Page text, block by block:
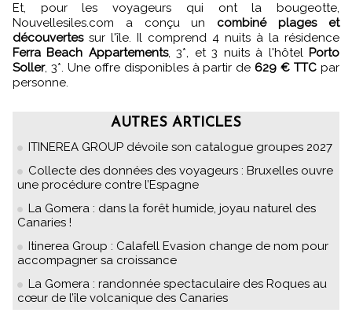
Et, pour les voyageurs qui ont la bougeotte,
Nouvellesiles.com a conçu un combiné plages et
découvertessur l'île. Il comprend 4 nuits à la résidence
Ferra Beach Appartements, 3*, et 3 nuits à l'hôtel Porto
Soller, 3*. Une offre disponibles à partir de 629 € TTC par
personne.
AUTRES ARTICLES
ITINEREA GROUP dévoile son catalogue groupes 2027
Collecte des données des voyageurs : Bruxelles ouvre
une procédure contre l’Espagne
La Gomera : dans la forêt humide, joyau naturel des
Canaries !
Itinerea Group : Calafell Evasion change de nom pour
accompagner sa croissance
La Gomera : randonnée spectaculaire des Roques au
cœur de l’île volcanique des Canaries